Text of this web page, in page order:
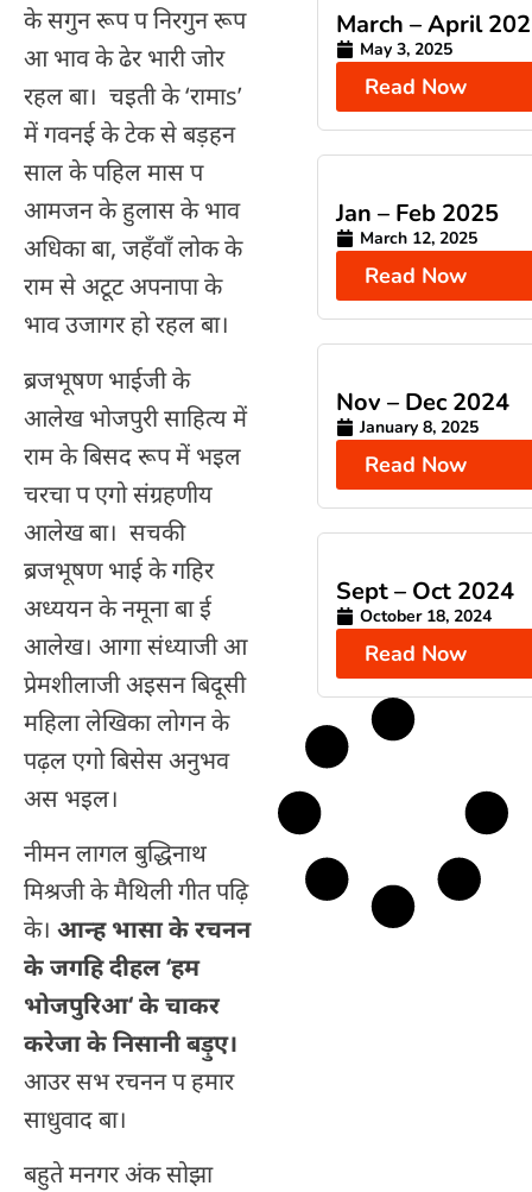
के सगुन रूप प निरगुन रूप
आ भाव के ढेर भारी जोर
रहल बा। चइती के ‘रामाs’
में गवनई के टेक से बड़हन
साल के पहिल मास प
आमजन के हुलास के भाव
अधिका बा, जहँवाँ लोक के
राम से अटूट अपनापा के
भाव उजागर हो रहल बा।
ब्रजभूषण भाईजी के
आलेख भोजपुरी साहित्य में
राम के बिसद रूप में भइल
चरचा प एगो संग्रहणीय
आलेख बा। सचकी
ब्रजभूषण भाई के गहिर
अध्ययन के नमूना बा ई
आलेख। आगा संध्याजी आ
प्रेमशीलाजी अइसन बिदूसी
महिला लेखिका लोगन के
पढ़ल एगो बिसेस अनुभव
अस भइल।
नीमन लागल बुद्धिनाथ
मिश्रजी के मैथिली गीत पढ़ि
के। आन्ह भासा के रचनन
के जगहि दीहल‘हम
भोजपुरिआ‘के चाकर
करेजा के निसानी बड़ुए।
आउर सभ रचनन प हमार
साधुवाद बा।
बहुते मनगर अंक सोझा
March – April
May 3, 2025
Read Now
Jan – Feb 2025
March 12, 2025
Read Now
Nov – Dec 2024
January 8, 2025
Read Now
Sept – Oct 2024
October 18, 2024
Read Now